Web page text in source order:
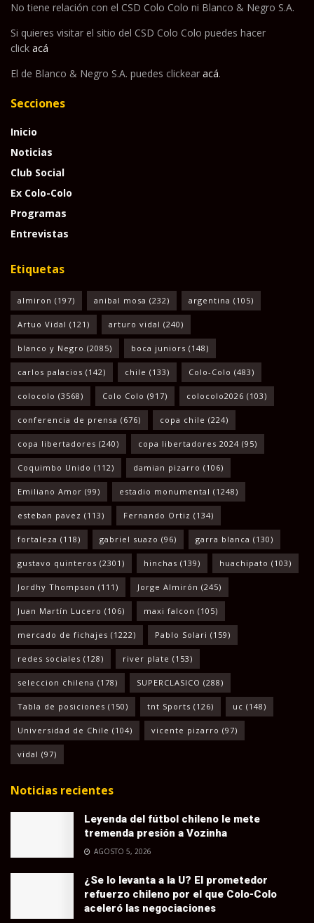
No tiene relación con el CSD Colo Colo ni Blanco & Negro S.A.
Si quieres visitar el sitio del CSD Colo Colo puedes hacer
click acá
El de Blanco & Negro S.A. puedes clickear acá.
Secciones
Inicio
Noticias
Club Social
Ex Colo-Colo
Programas
Entrevistas
Etiquetas
almiron (197) anibal mosa (232) argentina (105)
Artuo Vidal (121) arturo vidal (240)
blanco y Negro (2085) boca juniors (148)
carlos palacios (142) chile (133) Colo-Colo (483)
colocolo (3568) Colo Colo (917) colocolo2026 (103)
conferencia de prensa (676) copa chile (224)
copa libertadores (240) copa libertadores 2024 (95)
Coquimbo Unido (112) damian pizarro (106)
Emiliano Amor (99) estadio monumental (1248)
esteban pavez (113) Fernando Ortiz (134)
fortaleza (118) gabriel suazo (96) garra blanca (130)
gustavo quinteros (2301) hinchas (139) huachipato (103)
Jordhy Thompson (111) Jorge Almirón (245)
Juan Martín Lucero (106) maxi falcon (105)
mercado de fichajes (1222) Pablo Solari (159)
redes sociales (128) river plate (153)
seleccion chilena (178) SUPERCLASICO (288)
Tabla de posiciones (150) tnt Sports (126) uc (148)
Universidad de Chile (104) vicente pizarro (97)
vidal (97)
Noticias recientes
Leyenda del fútbol chileno le mete
tremenda presión a Vozinha
AGOSTO 5, 2026
¿Se lo levanta a la U? El prometedor
refuerzo chileno por el que Colo-Colo
aceleró las negociaciones